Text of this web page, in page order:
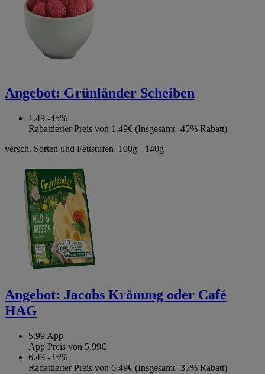
Angebot: Grünländer Scheiben
1.49 -45%
Rabattierter Preis von 1.49€ (Insgesamt -45% Rabatt)
versch. Sorten und Fettstufen, 100g - 140g
Angebot: Jacobs Krönung oder Café
HAG
5.99 App
App Preis von 5.99€
6.49 -35%
Rabattierter Preis von 6.49€ (Insgesamt -35% Rabatt)